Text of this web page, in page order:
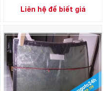
Liên hệ để biết giá